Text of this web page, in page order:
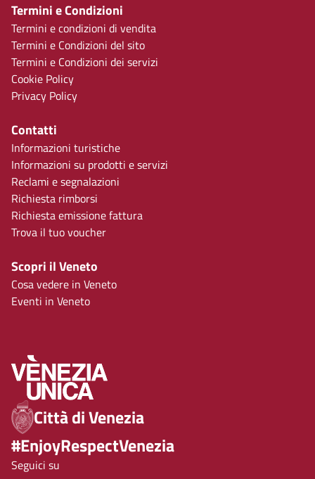
Termini e Condizioni
Termini e condizioni di vendita
Termini e Condizioni del sito
Termini e Condizioni dei servizi
Cookie Policy
Privacy Policy
Contatti
Informazioni turistiche
Informazioni su prodotti e servizi
Reclami e segnalazioni
Richiesta rimborsi
Richiesta emissione fattura
Trova il tuo voucher
Scopri il Veneto
Cosa vedere in Veneto
Eventi in Veneto
Città di Venezia
#EnjoyRespectVenezia
Seguici su